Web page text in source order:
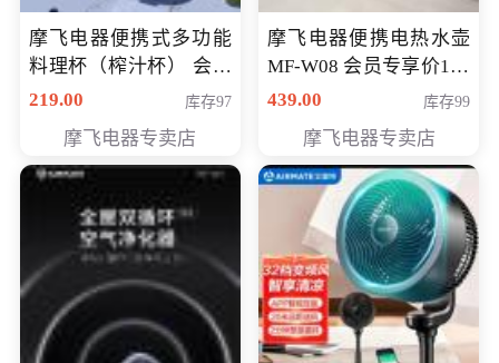
摩飞电器便携式多功能
料理杯（榨汁杯） 会员
专享价118元
219.00 库存97
摩飞电器专卖店
摩飞电器便携电热水壶
MF-W08 会员专享价198
元
439.00 库存99
摩飞电器专卖店